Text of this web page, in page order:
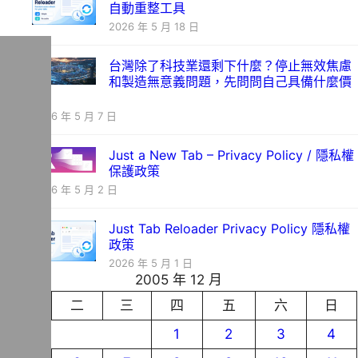
自動重整工具
2026 年 5 月 18 日
台灣除了科技業還剩下什麼？停止無效焦慮
和製造無意義問題，先問問自己具備什麼價
2026 年 5 月 7 日
Just a New Tab – Privacy Policy / 隱私權
保護政策
2026 年 5 月 2 日
Just Tab Reloader Privacy Policy 隱私權
政策
2026 年 5 月 1 日
2005 年 12 月
二 三 四 五 六
日
1
2 3
4